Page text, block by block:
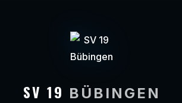
SV 19 BÜBINGEN